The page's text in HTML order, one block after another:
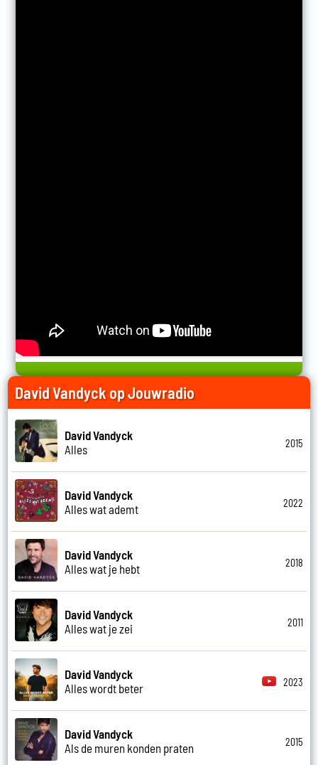
David Vandyck op Jouwradio
David Vandyck
Alles
2015
David Vandyck
Alles wat ademt
2022
David Vandyck
Alles wat je hebt
2018
David Vandyck
Alles wat je zei
2011
David Vandyck
Alles wordt beter
2023
David Vandyck
Als de muren konden praten
2015